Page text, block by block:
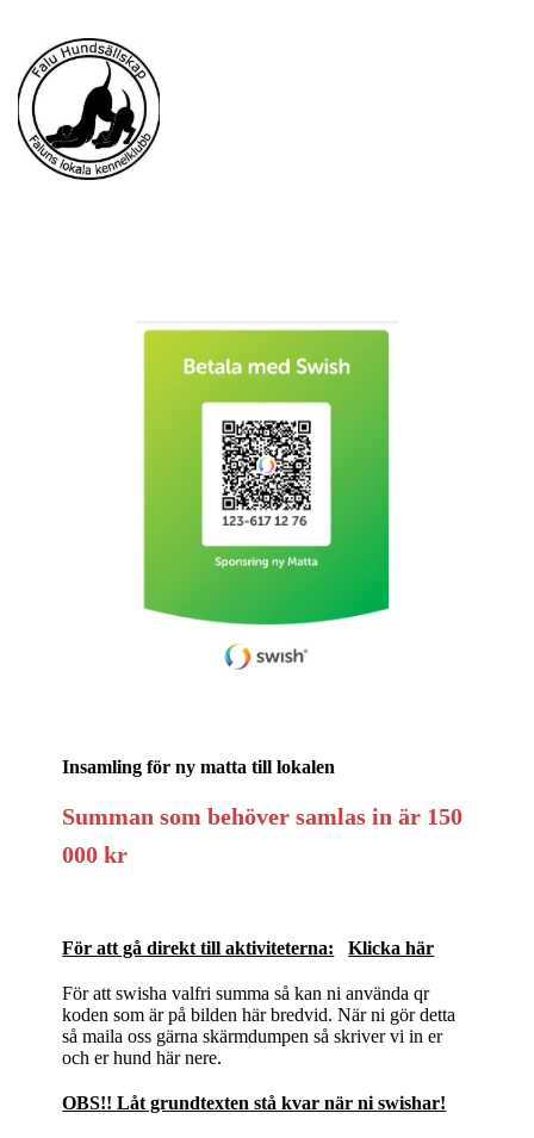
Insamling för ny matta till lokalen
Summan som behöver samlas in är 150
000 kr
För att gå direkt till aktiviteterna: Klicka här
För att swisha valfri summa så kan ni använda qr
koden som är på bilden här bredvid. När ni gör detta
så maila oss gärna skärmdumpen så skriver vi in er
och er hund här nere.
OBS!! Låt grundtexten stå kvar när ni swishar!